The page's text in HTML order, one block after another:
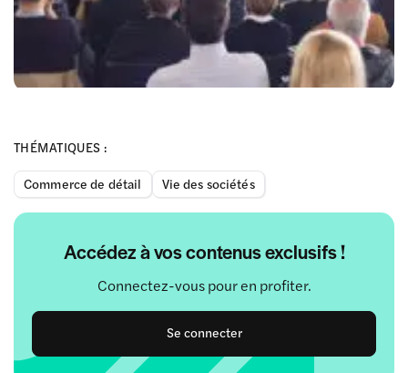
THÉMATIQUES :
Commerce de détail
Vie des sociétés
Accédez à vos contenus exclusifs !
Connectez-vous pour en profiter.
Se connecter